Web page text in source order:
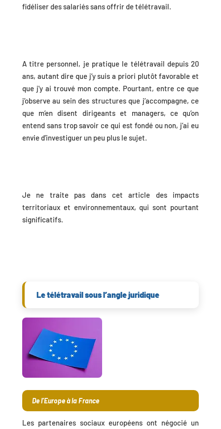
fidéliser des salariés sans offrir de télétravail.
A titre personnel, je pratique le télétravail depuis 20
ans, autant dire que j’y suis a priori plutôt favorable et
que j'y ai trouvé mon compte. Pourtant, entre ce que
j’observe au sein des structures que j’accompagne, ce
que m’en disent dirigeants et managers, ce qu’on
entend sans trop savoir ce qui est fondé ou non, j’ai eu
envie d’investiguer un peu plus le sujet.
Je ne traite pas dans cet article des impacts
territoriaux et environnementaux, qui sont pourtant
significatifs.
Le télétravail sous l’angle juridique
De l’Europe à la France
Les partenaires sociaux européens ont négocié un